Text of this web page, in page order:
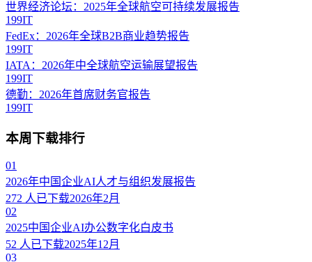
世界经济论坛：2025年全球航空可持续发展报告
199IT
FedEx：2026年全球B2B商业趋势报告
199IT
IATA：2026年中全球航空运输展望报告
199IT
德勤：2026年首席财务官报告
199IT
本周下载排行
01
2026年中国企业AI人才与组织发展报告
272 人已下载2026年2月
02
2025中国企业AI办公数字化白皮书
52 人已下载2025年12月
03